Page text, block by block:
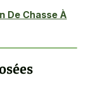
De Chasse À